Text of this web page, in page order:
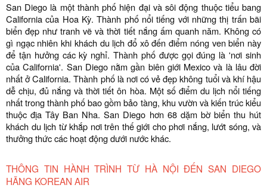
San Diego là một thành phố hiện đại và sôi động thuộc tiểu bang
California của Hoa Kỳ. Thành phố nổi tiếng với những thị trấn bãi
biển đẹp như tranh vẽ và thời tiết nắng ấm quanh năm. Không có
gì ngạc nhiên khi khách du lịch đổ xô đến điểm nóng ven biển này
để tận hưởng các kỳ nghỉ. Thành phố được gọi đúng là 'nơi sinh
của California'. San Diego nằm gần biên giới Mexico và là lâu đời
nhất ở California. Thành phố là nơi có vẻ đẹp không tuổi và khí hậu
dễ ​​chịu, đủ nắng và thời tiết ôn hòa. Một số điểm du lịch nổi tiếng
nhất trong thành phố bao gồm bảo tàng, khu vườn và kiến ​​trúc kiểu
thuộc địa Tây Ban Nha. San Diego hơn 68 dặm bờ biển thu hút
khách du lịch từ khắp nơi trên thế giới cho phơi nắng, lướt sóng, và
thưởng thức các hoạt động dưới nước khác.
THÔNG TIN HÀNH TRÌNH TỪ HÀ NỘI ĐẾN SAN DIEGO
HÃNG KOREAN AIR